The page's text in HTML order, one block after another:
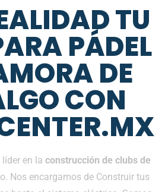
TU
PÁDEL
DE
CON
en la construcción de clubs de
Nos encargamos de Construir tus